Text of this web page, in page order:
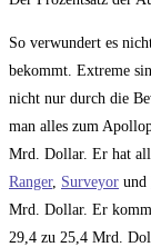
So verwundert es
bekommt. Extreme
nicht nur durch die
man alles zum
Mrd. Dollar. Er hat
Ranger, Surveyor und
Mrd. Dollar. Er
29,4 zu 25,4 Mrd.